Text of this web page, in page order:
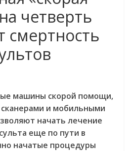
четверть
смертность
машины скорой помощи,
и мобильными
начать лечение
еще по пути в
начатые процедуры